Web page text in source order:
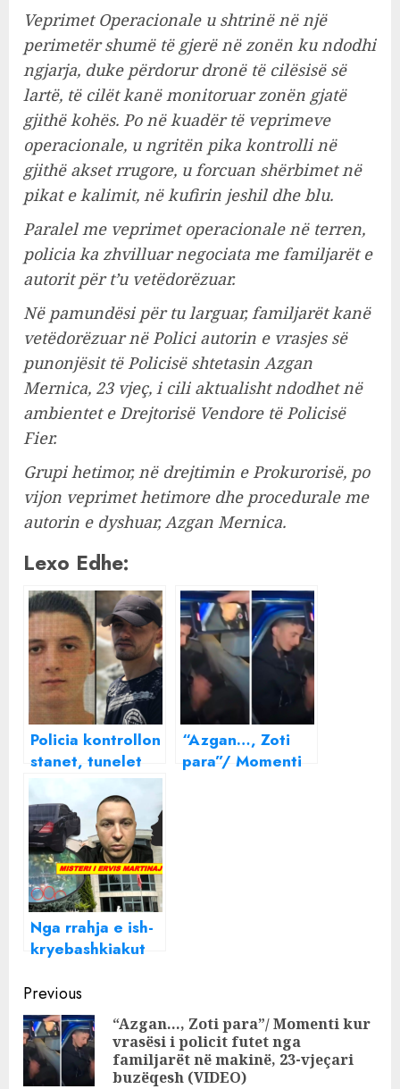
Veprimet Operacionale u shtrinë në një
perimetër shumë të gjerë në zonën ku ndodhi
ngjarja, duke përdorur dronë të cilësisë së
lartë, të cilët kanë monitoruar zonën gjatë
gjithë kohës. Po në kuadër të veprimeve
operacionale, u ngritën pika kontrolli në
gjithë akset rrugore, u forcuan shërbimet në
pikat e kalimit, në kufirin jeshil dhe blu.
Paralel me veprimet operacionale në terren,
policia ka zhvilluar negociata me familjarët e
autorit për t’u vetëdorëzuar.
Në pamundësi për tu larguar, familjarët kanë
vetëdorëzuar në Polici autorin e vrasjes së
punonjësit të Policisë shtetasin Azgan
Mernica, 23 vjeç, i cili aktualisht ndodhet në
ambientet e Drejtorisë Vendore të Policisë
Fier.
Grupi hetimor, në drejtimin e Prokurorisë, po
vijon veprimet hetimore dhe procedurale me
autorin e dyshuar, Azgan Mernica.
Lexo Edhe:
Policia kontrollon
stanet, tunelet
dhe bunkeret,
vrasësi i policit
dyshohet se
është parë në
Gjirokastër
“Azgan…, Zoti
para”/ Momenti
Nga rrahja e ish-
kryebashkiakut
luksoze/ Historia
e policit të
RENEA-s që
qëlloi me shpullë
Evis Martinajn!
Continue
Reading
Previous
“Azgan…, Zoti para”/ Momenti kur
vrasësi i policit futet nga
familjarët në makinë, 23-vjeçari
buzëqesh (VIDEO)